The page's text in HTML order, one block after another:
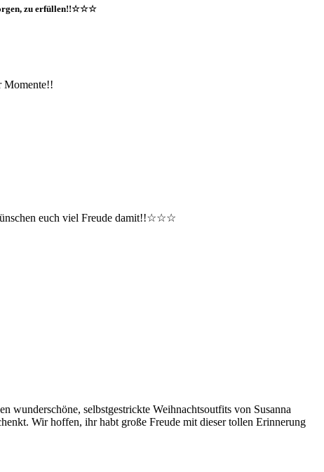
zu erfüllen!!☆☆☆
Momente!!
euch viel Freude damit!!☆☆☆
selbstgestrickte Weihnachtsoutfits von Susanna
Wir hoffen, ihr habt große Freude mit dieser tollen Erinnerung